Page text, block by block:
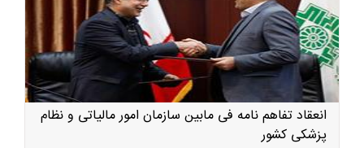
انعقاد تفاهم نامه فی مابین سازمان امور مالیاتی و نظام
پزشکی کشور